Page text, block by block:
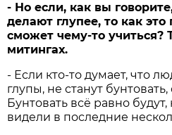
- Но если, как вы
делают глупее, то как
сможет чему-то учиться?
митингах.
- Если кто-то думает, что
глупы, не станут
Бунтовать всё равно
видели в последние